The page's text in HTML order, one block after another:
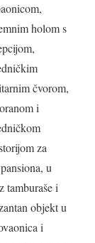
holom s
čvorom,
i
za
u
tamburaše i
objekt u
i